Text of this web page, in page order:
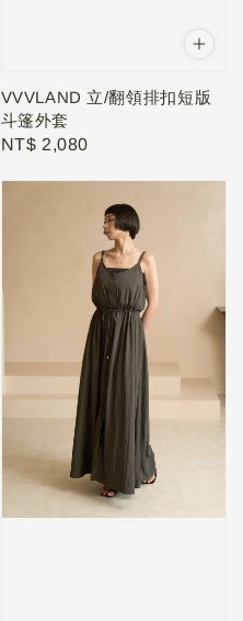
VVVLAND 立/翻領排扣短版
斗篷外套
Regular
NT$ 2,080